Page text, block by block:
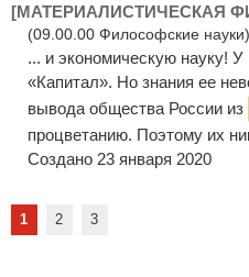
[МАТЕРИАЛИСТИЧЕСКАЯ
(09.00.00 Философские науки)
... и экономическую науку! У
«Капитал». Но знания ее
вывода общества России из
процветанию. Поэтому их
Создано 23 января 2020
1 2 3